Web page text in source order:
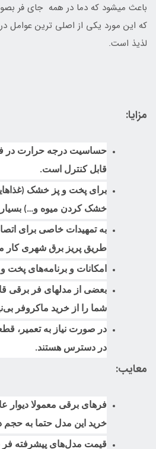
باعث میشود که دما در همه جای فر
که این مورد یکی از اصلی ترین
لذیذ است.
مزایا:
حساسیت درجه حرارت در فر
قابل کنترل است.
برای پخت و پز خشک
خشک کردن میوه و…)
به تمهیدات خاصی برای
طریق پریز برق شهری کار
امکانات و برنامه‌های پخت
بعضی از مدلهای فر برقی
شما را از خرید ماکروفر
در صورت نیاز به تعمیر،
در دسترس هستند.
معایب:
فرهای برقی معمولا دیوار
خرید این مدل حتما به
قیمت مدل‌های پیشرفته فر